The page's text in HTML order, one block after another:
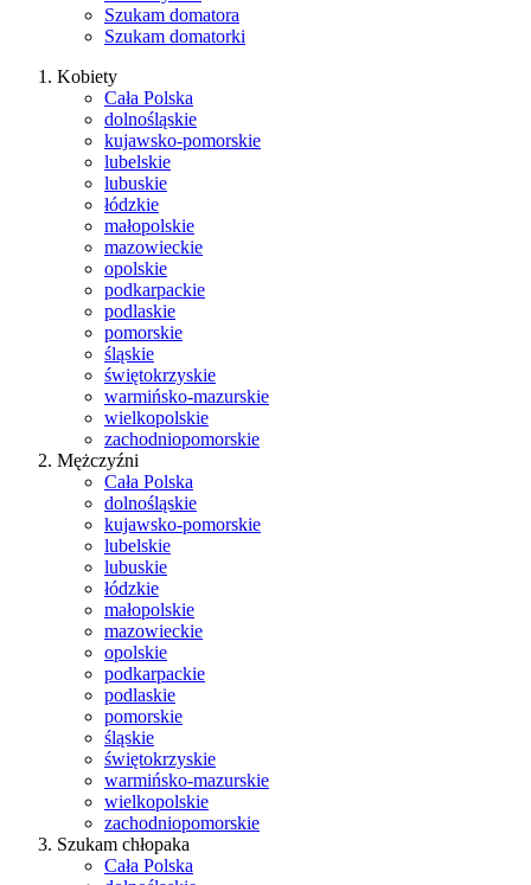
Szukam domatora
Szukam domatorki
Kobiety
Cała Polska
dolnośląskie
kujawsko-pomorskie
lubelskie
lubuskie
łódzkie
małopolskie
mazowieckie
opolskie
podkarpackie
podlaskie
pomorskie
śląskie
świętokrzyskie
warmińsko-mazurskie
wielkopolskie
zachodniopomorskie
Mężczyźni
Cała Polska
dolnośląskie
kujawsko-pomorskie
lubelskie
lubuskie
łódzkie
małopolskie
mazowieckie
opolskie
podkarpackie
podlaskie
pomorskie
śląskie
świętokrzyskie
warmińsko-mazurskie
wielkopolskie
zachodniopomorskie
Szukam chłopaka
Cała Polska